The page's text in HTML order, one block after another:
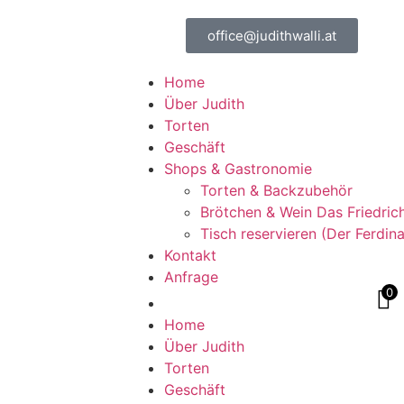
office@judithwalli.at
Home
Über Judith
Torten
Geschäft
Shops & Gastronomie
Torten & Backzubehör
Brötchen & Wein Das
Tisch reservieren (Der
Kontakt
Anfrage
0
Home
Über Judith
Torten
Geschäft